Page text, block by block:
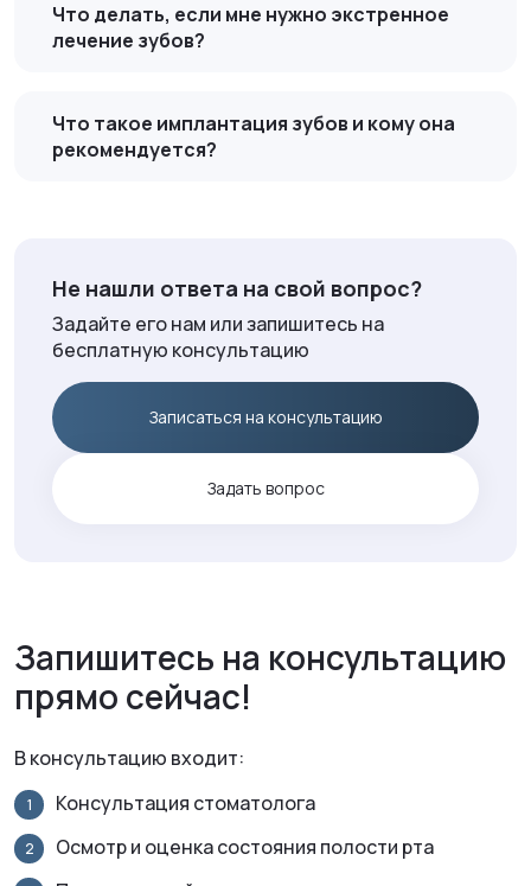
Что делать, если мне нужно экстренное
лечение зубов?
Что такое имплантация зубов и кому она
рекомендуется?
Не нашли ответа на свой вопрос?
Задайте его нам или запишитесь на
бесплатную консультацию
Записаться на консультацию
Задать вопрос
Запишитесь на консультацию
прямо сейчас!
В консультацию входит:
Консультация стоматолога
Осмотр и оценка состояния полости рта